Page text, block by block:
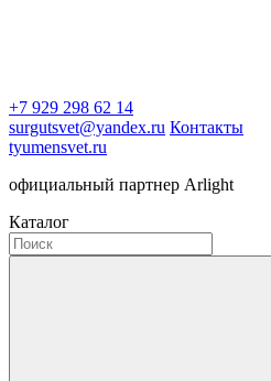
+7 929 298 62 14
surgutsvet@yandex.ru Контакты
tyumensvet.ru
официальный партнер Arlight
Каталог